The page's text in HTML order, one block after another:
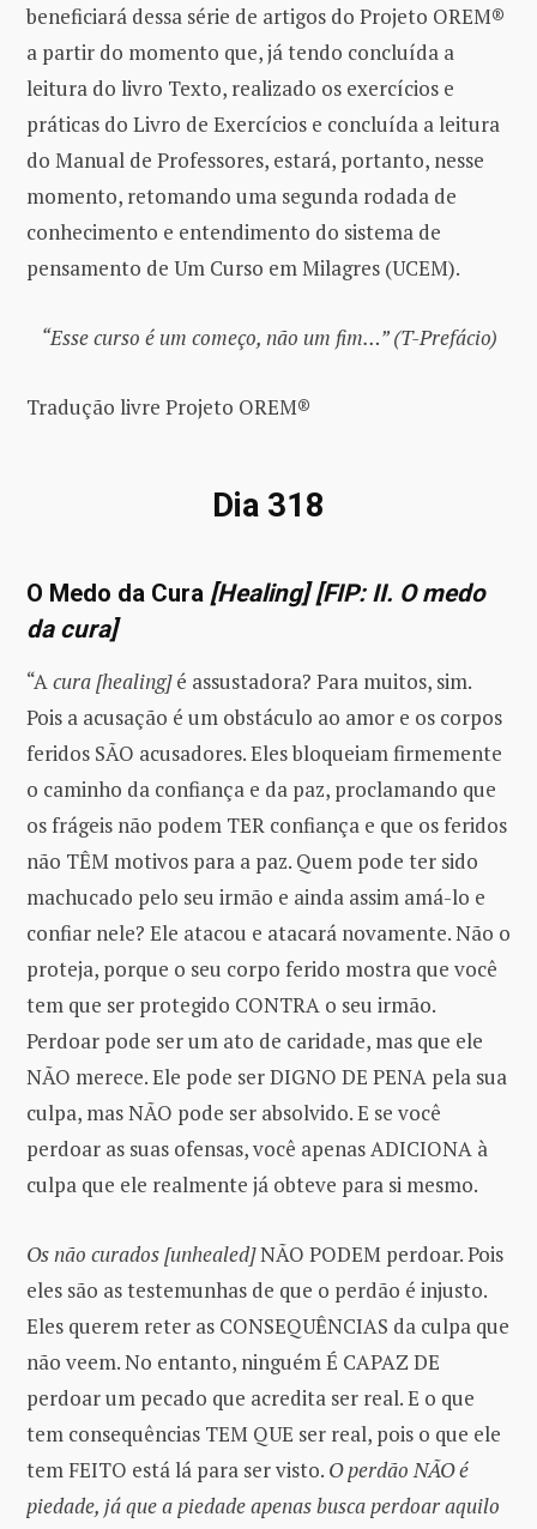
beneficiará dessa série de artigos do Projeto OREM®
a partir do momento que, já tendo concluída a
leitura do livro Texto, realizado os exercícios e
práticas do Livro de Exercícios e concluída a leitura
do Manual de Professores, estará, portanto, nesse
momento, retomando uma segunda rodada de
conhecimento e entendimento do sistema de
pensamento de Um Curso em Milagres (UCEM).
“Esse curso é um começo, não um fim…” (T-Prefácio)
Tradução livre Projeto OREM®
Dia 318
O Medo da Cura [Healing] [FIP: II. O medo
da cura]
“Acura [healing]é assustadora? Para muitos, sim.
Pois a acusação é um obstáculo ao amor e os corpos
feridos SÃO acusadores. Eles bloqueiam firmemente
o caminho da confiança e da paz, proclamando que
os frágeis não podem TER confiança e que os feridos
não TÊM motivos para a paz. Quem pode ter sido
machucado pelo seu irmão e ainda assim amá-lo e
confiar nele? Ele atacou e atacará novamente. Não o
proteja, porque o seu corpo ferido mostra que você
tem que ser protegido CONTRA o seu irmão.
Perdoar pode ser um ato de caridade, mas que ele
NÃO merece. Ele pode ser DIGNO DE PENA pela sua
culpa, mas NÃO pode ser absolvido. E se você
perdoar as suas ofensas, você apenas ADICIONA à
culpa que ele realmente já obteve para si mesmo.
Os não curados [unhealed]NÃO PODEM perdoar. Pois
eles são as testemunhas de que o perdão é injusto.
Eles querem reter as CONSEQUÊNCIAS da culpa que
não veem. No entanto, ninguém É CAPAZ DE
perdoar um pecado que acredita ser real. E o que
tem consequências TEM QUE ser real, pois o que ele
tem FEITO está lá para ser visto. O perdão NÃO é
piedade, já que a piedade apenas busca perdoar aquilo